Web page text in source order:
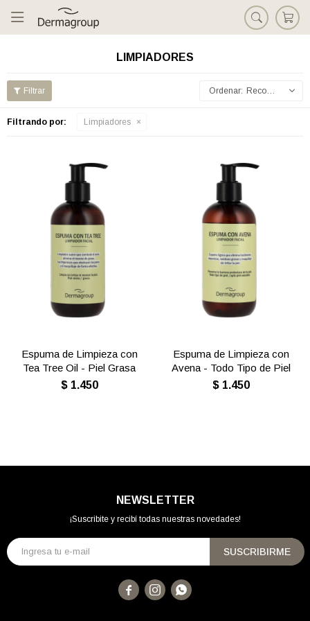

LIMPIADORES
Recomendados
Filtrando por: Limpiadores
Espuma de Limpieza con
Tea Tree Oil - Piel Grasa
$ 1.450
Espuma de Limpieza con
Avena - Todo Tipo de Piel
$ 1.450
NEWSLETTER
¡Suscribite y recibí todas nuestras novedades!
SUSCRIBIRME
  